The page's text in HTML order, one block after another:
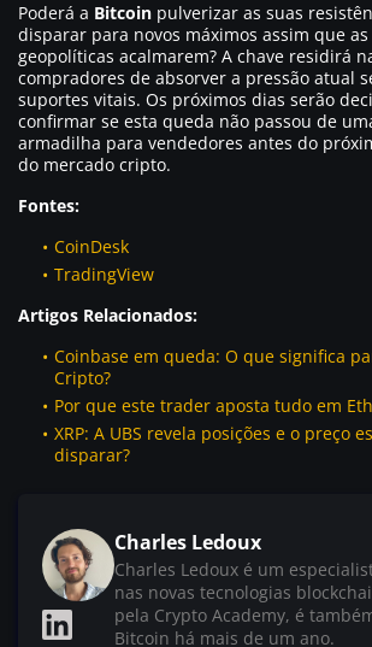
Poderá a Bitcoin pulverizar as suas
disparar para novos máximos assim que as
geopolíticas acalmarem? A chave residirá
compradores de absorver a pressão atual
suportes vitais. Os próximos dias serão
confirmar se esta queda não passou de
armadilha para vendedores antes do
do mercado cripto.
Fontes:
CoinDesk
TradingView
Artigos Relacionados:
Coinbase em queda: O que significa
Cripto?
Por que este trader aposta tudo em
XRP: A UBS revela posições e o preço
disparar?
Charles Ledoux
Charles Ledoux é um
nas novas tecnologias
pela Crypto Academy, é
Bitcoin há mais de um ano.